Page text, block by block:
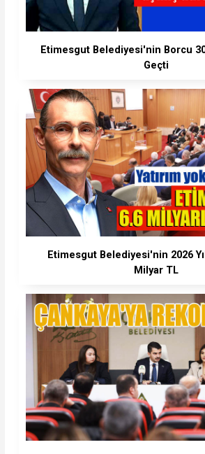
Etimesgut Belediyesi'nin Borcu
Geçti
Etimesgut Belediyesi'nin 2026
Milyar TL